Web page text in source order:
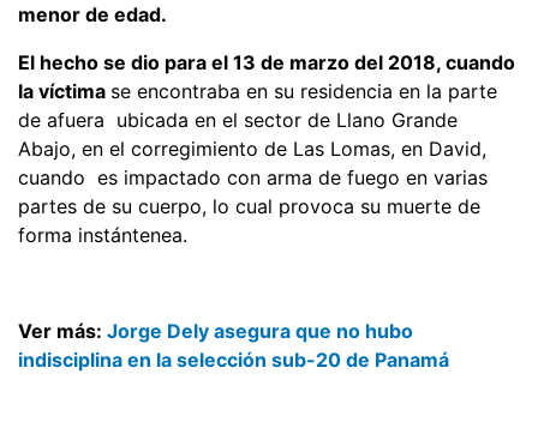
menor de edad.
El hecho se dio para el 13 de marzo del 2018, cuando
la víctima se encontraba en su residencia en la parte
de afuera ubicada en el sector de Llano Grande
Abajo, en el corregimiento de Las Lomas, en David,
cuando es impactado con arma de fuego en varias
partes de su cuerpo, lo cual provoca su muerte de
forma instántenea.
Ver más: Jorge Dely asegura que no hubo
indisciplina en la selección sub-20 de Panamá